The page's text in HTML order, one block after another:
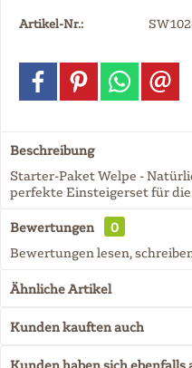
Artikel-Nr.:
Beschreibung
Starter-Paket Welpe -
perfekte Einsteigerset für
Bewertungen
0
Bewertungen lesen,
Ähnliche Artikel
Kunden kauften auch
Kunden haben sich ebenfalls